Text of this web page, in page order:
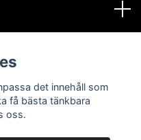
det innehåll som
få bästa tänkbara
oss.